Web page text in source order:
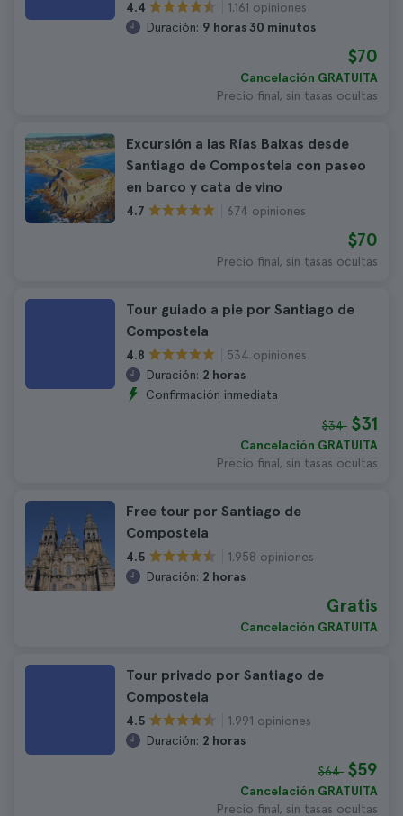
4.4
1.161 opiniones
Duración: 9 horas 30 minutos
$70
Cancelación GRATUITA
Precio final, sin tasas ocultas
Excursión a las Rías Baixas desde
Santiago de Compostela con paseo
en barco y cata de vino
4.7 674 opiniones
$70
Precio final, sin tasas ocultas
Tour guiado a pie por Santiago de
Compostela
4.8
534 opiniones
Duración: 2 horas
Confirmación inmediata
$34 $31
Cancelación GRATUITA
Precio final, sin tasas ocultas
Free tour por Santiago de
Compostela
4.5
1.958 opiniones
Duración: 2 horas
Gratis
Cancelación GRATUITA
Tour privado por Santiago de
Compostela
4.5
1.991 opiniones
Duración: 2 horas
$64 $59
Cancelación GRATUITA
Precio final, sin tasas ocultas